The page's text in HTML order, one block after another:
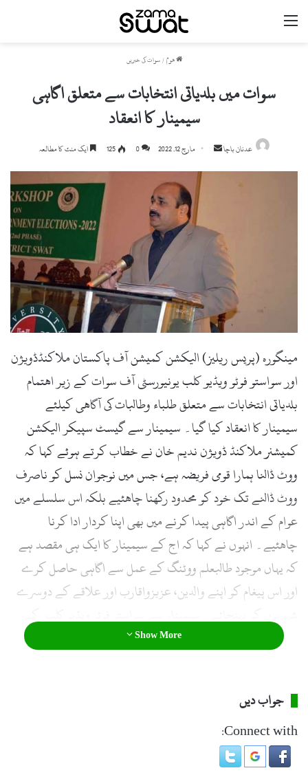
مینو
ھوم / سوات کی خبریں
سوات میں بلدیاتی انتخابات سے متعلق اگاہی
سیمینار کا انعقاد
عدنان باچا
Send
email
مارچ 12, 2022 0
125 ایک منٹ کا مطالعہ
مینگورہ (پریس ریلیز) الیکشن کمیشن آف پاکستان ملاکنڈڈویژن
اور سواستو فوٹو ویڈیو کلب یونیورسٹی آف سوات کے زیر اھتمام
بلدیاتی انتخابات سے متعلق طلباء وطالبات کی آگاھی کیلئے
سیمینار کا انعقاد کیا گیا۔ سیمینار سے گیسٹ سپیکر الیکشن
کمیشنر ملاکنڈ ڈویژن ندیم خان نے خطاب کرتے ہوئے کہا کہ
ووٹ ڈالنا ہمارا قومی فریضہ ہے، جس میں نوجوان نسل کو ناصرف
ووٹ ڈالنے تک خود کو محدود رکھنا چاھئیے بلکہ اس سلسلے میں
عوام کے اندر اگاہی پیدا کرنے میں بھی اپنا کردار ادا کرنا
چاھئیے۔ انہوں نے کہا کہ اج کے سیمینار کا ایک ہی مقصد ہے
کہ یہاں موجود طالبعلم ووٹنگ کے عمل سے اگاہی حاصل کرے
اور اس پیغام کو اپنے والدین، عزیزواقارب اور علاقے کے دوسرے
ارگنائزر جمال الدین نے بھی خطاب کیا۔ سیمنار کے اختتام پر
Show More
جواب دیں
Connect with: